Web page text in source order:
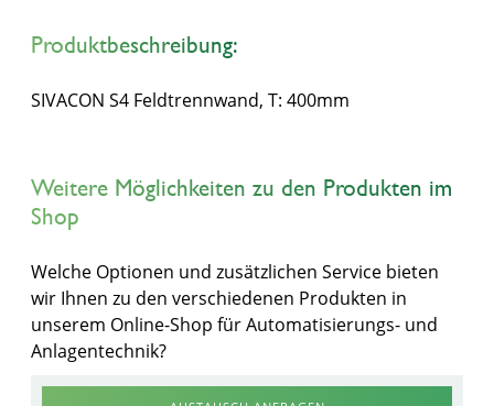
Produktbeschreibung:
SIVACON S4 Feldtrennwand, T: 400mm
Weitere Möglichkeiten zu den Produkten im
Shop
Welche Optionen und zusätzlichen Service bieten
wir Ihnen zu den verschiedenen Produkten in
unserem Online-Shop für Automatisierungs- und
Anlagentechnik?